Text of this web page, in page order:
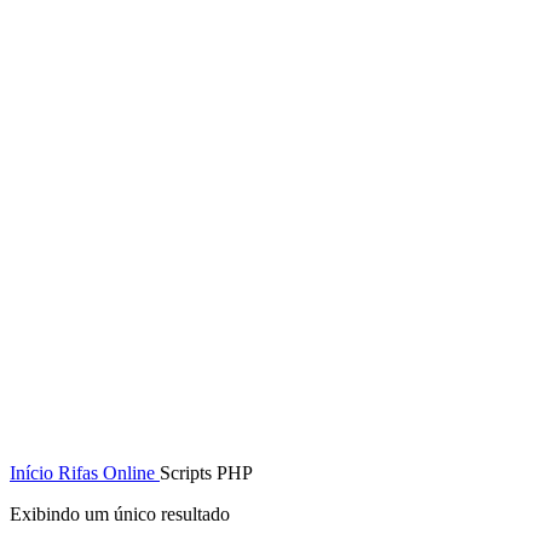
Início Rifas Online Scripts PHP
Exibindo um único resultado